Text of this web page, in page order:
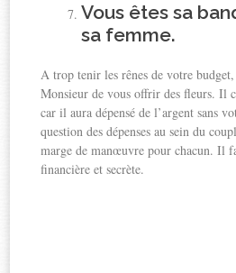
Vous êtes sa
sa femme.
A trop tenir les rênes de votre
Monsieur de vous offrir des fleurs. Il
car il aura dépensé de l’argent sans
question des dépenses au sein du
marge de manœuvre pour chacun. Il
financière et secrète.